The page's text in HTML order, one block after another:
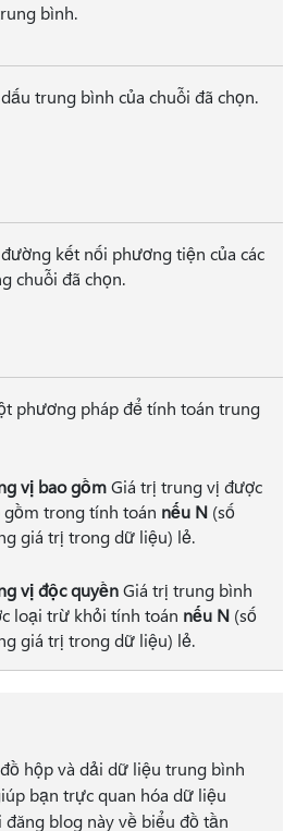
bình.
trung bình của chuỗi đã chọn.
kết nối phương tiện của các
chuỗi đã chọn.
phương pháp để tính toán trung
vị bao gồmGiá trị trung vị được
gồm trong tính toán nếu N (số
giá trị trong dữ liệu) lẻ.
vị độc quyềnGiá trị trung bình
loại trừ khỏi tính toán nếu N (số
giá trị trong dữ liệu) lẻ.
hộp và dải dữ liệu trung bình
bạn trực quan hóa dữ liệu
đăng blog này về biểu đồ tần